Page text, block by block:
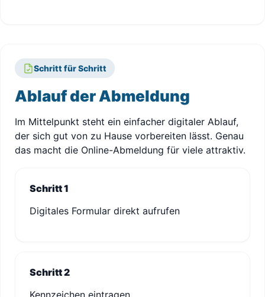
Schritt für Schritt
Ablauf der Abmeldung
Im Mittelpunkt steht ein einfacher digitaler Ablauf,
der sich gut von zu Hause vorbereiten lässt. Genau
das macht die Online-Abmeldung für viele attraktiv.
Schritt 1
Digitales Formular direkt aufrufen
Schritt 2
Kennzeichen eintragen